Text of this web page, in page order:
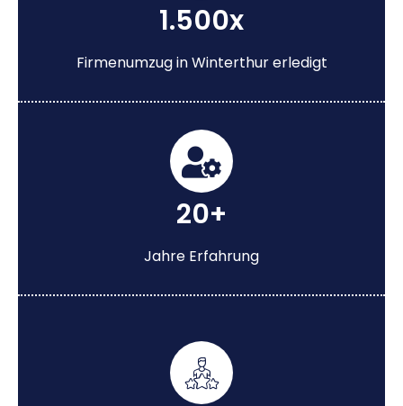
1.500x
Firmenumzug in Winterthur erledigt
20+
Jahre Erfahrung